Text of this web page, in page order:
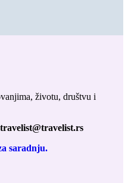
životu, društvu i
travelist@travelist.rs
saradnju.